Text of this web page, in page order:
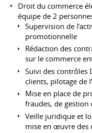
Droit du commerce
équipe de 2
Supervision de
promotionnelle
Rédaction des
sur le commerce
Suivi des contrôles
clients, pilotage de
Mise en place de
fraudes, de
Veille juridique et
mise en œuvre des